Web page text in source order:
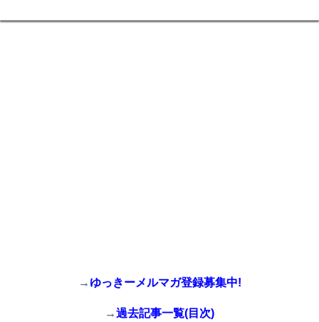
→ ゆっきーメルマガ登録募集中!
→過去記事一覧(目次)